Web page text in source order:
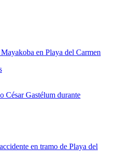
en Playa del Carmen
César Gastélum durante
en tramo de Playa del